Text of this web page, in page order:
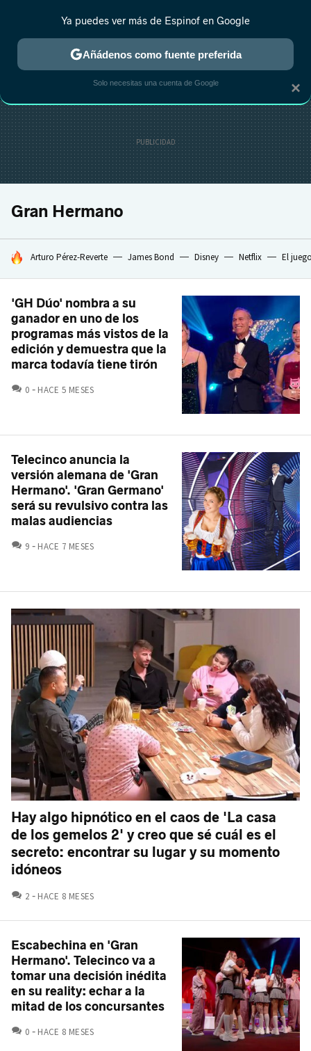
ESTRENOS REALITY ANIME RANKINGS CINE
Gran Hermano
HOY SE HABLA DE
Arturo Pérez-Reverte James Bond Disney Netflix El
'GH Dúo' nombra a su
ganador en uno de los
programas más vistos de la
edición y demuestra que la
marca todavía tiene tirón
0 COMENTARIOS
HACE 5 MESES
Telecinco anuncia la
versión alemana de 'Gran
Hermano'. 'Gran Germano'
será su revulsivo contra las
malas audiencias
9 COMENTARIOS
HACE 7 MESES
Hay algo hipnótico en el caos de 'La casa
de los gemelos 2' y creo que sé cuál es el
secreto: encontrar su lugar y su momento
idóneos
2 COMENTARIOS
HACE 8 MESES
Escabechina en 'Gran
Hermano'. Telecinco va a
tomar una decisión inédita
en su reality: echar a la
mitad de los concursantes
0 COMENTARIOS
HACE 8 MESES
×
Ya puedes ver más de Espinof en Google
Añádenos como fuente preferida
Solo necesitas una cuenta de Google